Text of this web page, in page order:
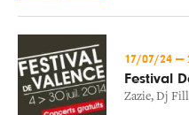
17/07/24 —
Festival
Zazie, Dj